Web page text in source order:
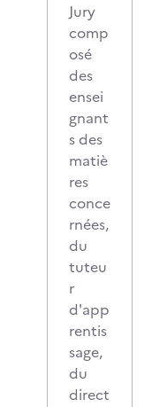
Jury
comp
osé
des
ensei
gnant
s des
matiè
res
conce
rnées,
du
tuteu
r
d'app
rentis
sage,
du
direct